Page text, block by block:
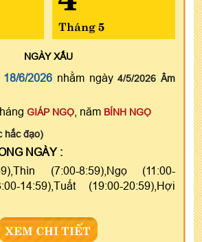
Tháng 5
NGÀYXẤU
18/6/2026 nhằm ngày4/5/2026 Âm
GIÁP NGỌ , năm BÍNH NGỌ
hắc đạo)
NGÀY :
(7:00-8:59),Ngọ (11:00-
14:59),Tuất (19:00-20:59),Hợi
XEM CHI TIẾT